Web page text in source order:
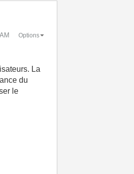
Options
La
du
le